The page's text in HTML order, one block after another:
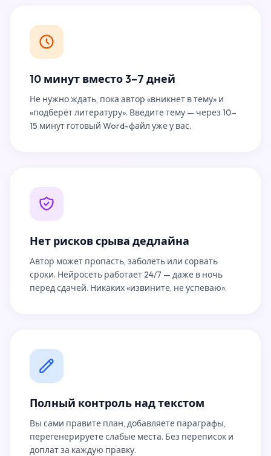
10 минут вместо 3–7 дней
Не нужно ждать, пока автор «вникнет в тему» и
«подберёт литературу». Введите тему — через 10–
15 минут готовый Word-файл уже у вас.
Нет рисков срыва дедлайна
Автор может пропасть, заболеть или сорвать
сроки. Нейросеть работает 24/7 — даже в ночь
перед сдачей. Никаких «извините, не успеваю».
Полный контроль над текстом
Вы сами правите план, добавляете параграфы,
перегенерируете слабые места. Без переписок и
доплат за каждую правку.